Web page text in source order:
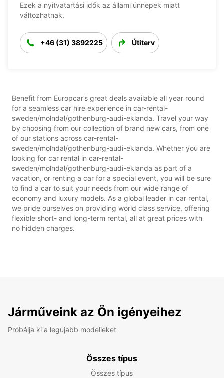
Ezek a nyitvatartási idők az állami ünnepek miatt
változhatnak.
+46 (31) 3892225 Útiterv
Benefit from Europcar’s great deals available all year round
for a seamless car hire experience in car-rental-
sweden/molndal/gothenburg-audi-eklanda. Travel your way
by choosing from our collection of brand new cars, from one
of our stations across car-rental-
sweden/molndal/gothenburg-audi-eklanda. Whether you are
looking for car rental in car-rental-
sweden/molndal/gothenburg-audi-eklanda as part of a
vacation, or renting a car for a special event, you will be sure
to find a car to suit your needs from our wide range of
economy and luxury models. As a global leader in car rental,
we pride ourselves on providing world class service, offering
flexible short- and long-term rental, all at great prices with
no hidden charges.
Járműveink az Ön igényeihez
Próbálja ki a legújabb modelleket
Összes típus
Összes típus